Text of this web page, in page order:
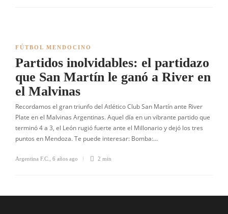
FÚTBOL MENDOCINO
Partidos inolvidables: el partidazo
que San Martín le ganó a River en
el Malvinas
Recordamos el gran triunfo del Atlético Club San Martín ante River
Plate en el Malvinas Argentinas. Aquel día en un vibrante partido que
terminó 4 a 3, el León rugió fuerte ante el Millonario y dejó los tres
puntos en Mendoza. Te puede interesar: Bomba:…
Argentina F.C. 6 años ago 2 min